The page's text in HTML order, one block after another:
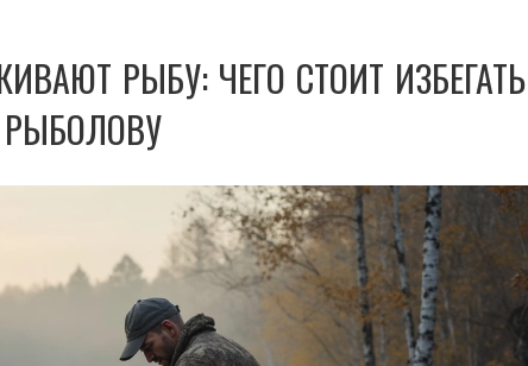
РЫБУ: ЧЕГО СТОИТ ИЗБЕГАТЬ
РЫБОЛОВУ